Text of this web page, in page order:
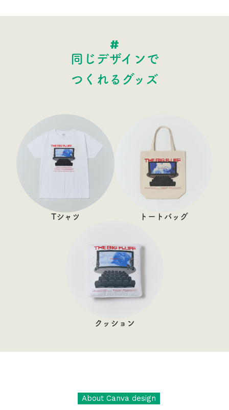
同じデザインで
つくれるグッズ
Tシャツ トートバッグ
クッション
About Canva design